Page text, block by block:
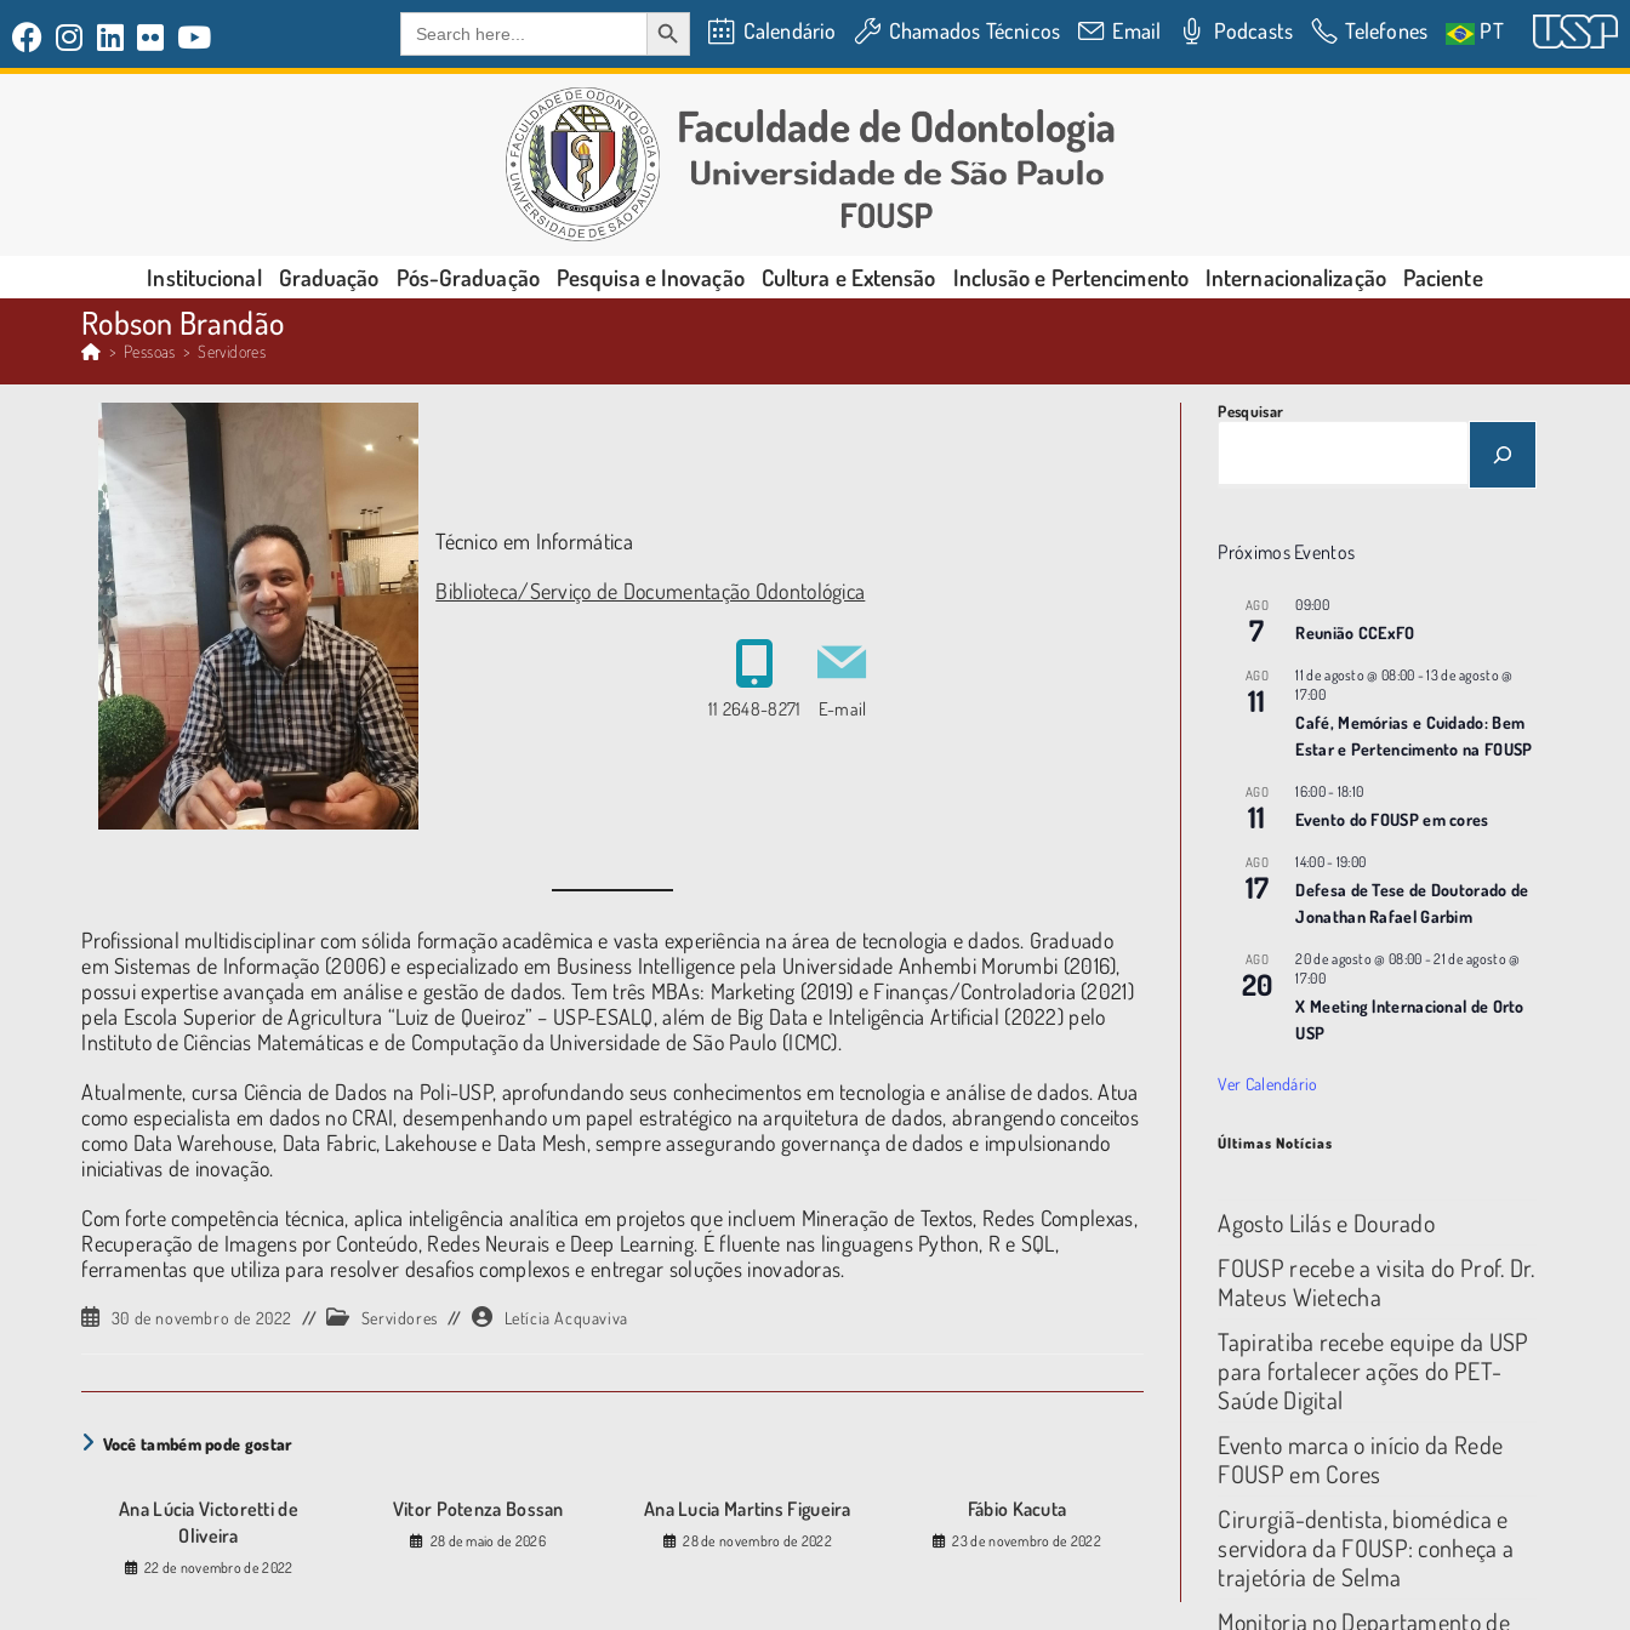
Search
for:
SEARCH BUTTON
Calendário Chamados Técnicos Email Podcasts Telefones PT
Institucional Graduação Pós-Graduação Pesquisa e Inovação Cultura e Extensão Inclusão e Pertencimento Internacionalização Paciente
Robson Brandão
> Pessoas > Servidores
Técnico em Informática
Biblioteca/Serviço de Documentação Odontológica
11 2648-8271 E-mail
Profissional multidisciplinar com sólida formação acadêmica e vasta experiência na área de tecnologia e dados. Graduado
em Sistemas de Informação (2006) e especializado em Business Intelligence pela Universidade Anhembi Morumbi (2016),
possui expertise avançada em análise e gestão de dados. Tem três MBAs: Marketing (2019) e Finanças/Controladoria (2021)
pela Escola Superior de Agricultura “Luiz de Queiroz” – USP-ESALQ, além de Big Data e Inteligência Artificial (2022) pelo
Instituto de Ciências Matemáticas e de Computação da Universidade de São Paulo (ICMC).
Atualmente, cursa Ciência de Dados na Poli-USP, aprofundando seus conhecimentos em tecnologia e análise de dados. Atua
como especialista em dados no CRAI, desempenhando um papel estratégico na arquitetura de dados, abrangendo conceitos
como Data Warehouse, Data Fabric, Lakehouse e Data Mesh, sempre assegurando governança de dados e impulsionando
iniciativas de inovação.
Com forte competência técnica, aplica inteligência analítica em projetos que incluem Mineração de Textos, Redes Complexas,
Recuperação de Imagens por Conteúdo, Redes Neurais e Deep Learning. É fluente nas linguagens Python, R e SQL,
ferramentas que utiliza para resolver desafios complexos e entregar soluções inovadoras.
30 de novembro de 2022 Servidores Letícia Acquaviva
Você também pode gostar
Ana Lúcia Victoretti de
Oliveira
22 de novembro de 2022
Vitor Potenza Bossan
28 de maio de 2026
Ana Lucia Martins Figueira
28 de novembro de 2022
Fábio Kacuta
23 de novembro de 2022
Pesquisar
Próximos Eventos
AGO
7
09:00
Reunião CCExFO
AGO
11
11 de agosto @ 08:00 -13 de agosto @
17:00
Café, Memórias e Cuidado: Bem
Estar e Pertencimento na FOUSP
AGO
11
16:00- 18:10
Evento do FOUSP em cores
AGO
17
14:00- 19:00
Defesa de Tese de Doutorado de
Jonathan Rafael Garbim
AGO
20
20 de agosto @ 08:00 -21 de agosto @
17:00
X Meeting |nternacional de Orto
USP
Ver Calendário
Últimas Notícias
Agosto Lilás e Dourado
FOUSP recebe a visita do Prof. Dr.
Mateus Wietecha
Tapiratiba recebe equipe da USP
para fortalecer ações do PET-
Saúde Digital
Evento marca o início da Rede
FOUSP em Cores
Cirurgiã-dentista, biomédica e
servidora da FOUSP: conheça a
trajetória de Selma
Monitoria no Departamento de